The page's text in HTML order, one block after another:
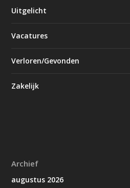
Uitgelicht
Vacatures
Verloren/Gevonden
Zakelijk
Archief
augustus 2026